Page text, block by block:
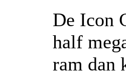
De Icon
half
ram dan